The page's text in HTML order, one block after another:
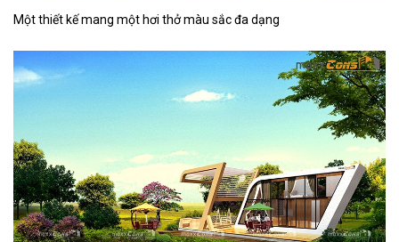
Một thiết kế mang một hơi thở màu sắc đa dạng